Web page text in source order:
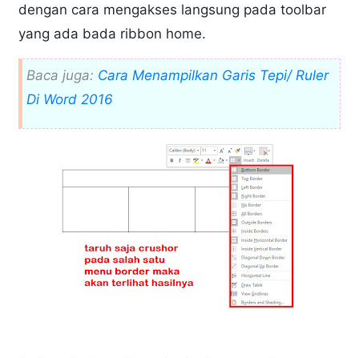
dengan cara mengakses langsung pada toolbar
yang ada bada ribbon home.
Baca juga: Cara Menampilkan Garis Tepi/ Ruler
Di Word 2016